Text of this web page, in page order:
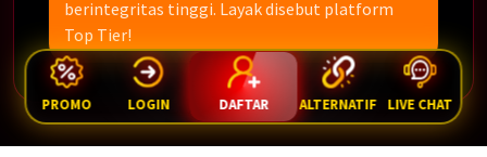
berintegritas tinggi. Layak disebut platform
Top Tier!
PROMO LOGIN DAFTAR ALTERNATIF LIVE CHAT